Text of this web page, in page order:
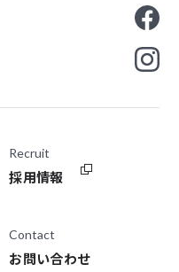
Recruit
採用情報
Contact
お問い合わせ